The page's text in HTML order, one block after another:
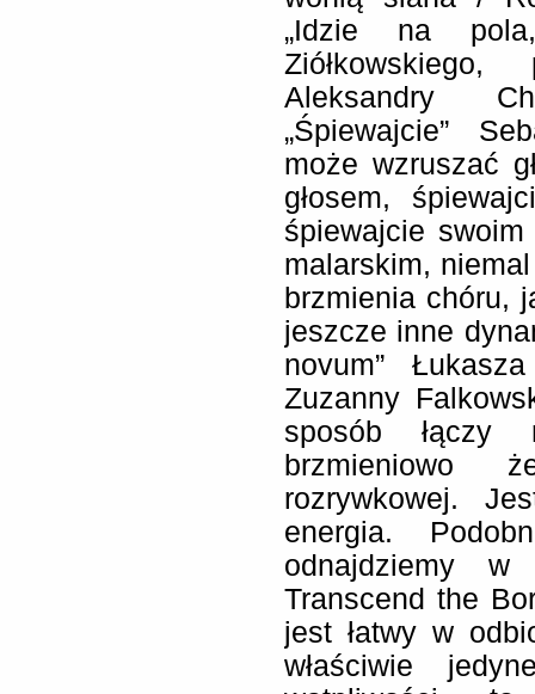
„Idzie na
Aleksandry
„Śpiewajcie”
może wzruszać
głosem,
śpiewajcie
malarskim,
brzmienia chóru,
jeszcze inne
novum”
Zuzanny
sposób łączy
brzmieniowo
rozrywkowej.
energia.
odnajdziemy
Transcend the
jest łatwy w
właściwie